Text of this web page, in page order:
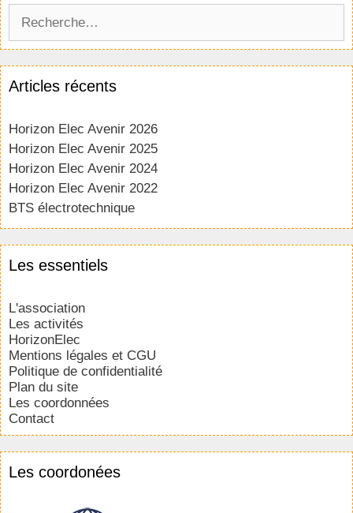
Articles récents
Horizon Elec Avenir 2026
Horizon Elec Avenir 2025
Horizon Elec Avenir 2024
Horizon Elec Avenir 2022
BTS électrotechnique
Les essentiels
L'association
Les activités
HorizonElec
Mentions légales et CGU
Politique de confidentialité
Plan du site
Les coordonnées
Contact
Les coordonées